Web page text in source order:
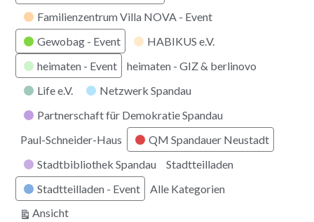
Familienzentrum Villa NOVA - Event
Gewobag - Event
HABIKUS e.V.
heimaten - Event
heimaten - GIZ & berlinovo
Life e.V.
Netzwerk Spandau
Partnerschaft für Demokratie Spandau
Paul-Schneider-Haus
QM Spandauer Neustadt
Stadtbibliothek Spandau
Stadtteilladen
Stadtteilladen - Event
Alle Kategorien
Ansichtausdrucken